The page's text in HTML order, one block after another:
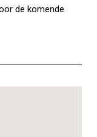
de komende